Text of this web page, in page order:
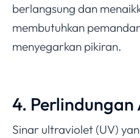
berlangsung dan
membutuhkan
menyegarkan pikiran.
4.
Sinar ultraviolet (UV)